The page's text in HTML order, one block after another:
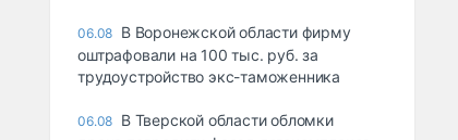
06.08 В Воронежской области фирму
оштрафовали на 100 тыс. руб. за
трудоустройство экс-таможенника
06.08 В Тверской области обломки